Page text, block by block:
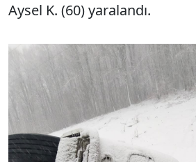
Aysel K. (60) yaralandı.